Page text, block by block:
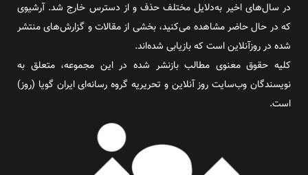
در سال‌های اخیر به‌دلایل مختلف حذف و از دسترس خارج شد. آرشیوی
که در حال حاضر مشاهده می‌کنید، بخشی از مقالات و گزارش‌های منتشر
شده در روزآنلاین است که بازیابی شده‌اند.
کلیه حقوق معنوی مطالب بازنشر شده در این مجموعه، متعلق به
نویسندگان وب‌سایت روز آنلاین و تحریریه گروه رسانه‌ای ایران گویا (روز)
است.